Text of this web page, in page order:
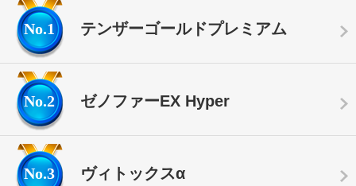
No.1 テンザーゴールドプレミアム
No.2 ゼノファーEX Hyper
No.3 ヴィトックスα